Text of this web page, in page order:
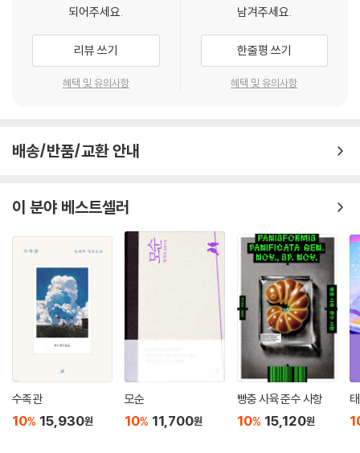
독자들의 꾸준한 사랑을 받았다. 강태식의 《굿바이 동물원》은 2012년 당
시 “감수성 있는 문체는 문학적 재능의 번뜩임을 증명하고, 슬프지만 우습
게 말하는 소설 문법은 삶을 보는 통찰력의 내공을 입증한다”라는 평을 받
으며, 250편의 경쟁작을 물리치고 당선되었다.
각각의 사연과 그들이 살아내고 있는 인생은 현재 우리가 살아가고 있는
앤 대리의 이야기는, 공무원의 삶만이 행복한 미래를 열어줄 것이라고 믿
으며, 공부와 아르바이트를 힘들게 병행하며 사는 ‘88만 원 세대’ 청춘들
의 모습을 떠올리게 한다. 조풍년 과장의 넋두리는, 회사에서 살아남기 위
해 다른 사람을 딛고 올라서야 하는 씁쓸한 현실을 보여준다. 대장 만딩고
는 “세상에서 가장 무서운 것”은 바로 돈임을 말해주는 인물이다. 돈이 없
어 전기가 끊긴 반지하 단칸방에서 연명하던 만딩고는 어렵사리 회사원이
그들은 나름대로 하루하루 동물원의 고릴라로 적응하면서 살아간다. 맨 처
음에는 고릴라의 옷을 입고 거울을 쳐다보는 것이 낯설었던 영수도 서서히
동물원에 익숙해진다. 주변 동물들의 모습도, 구경 오는 관람객의 특성도,
따뜻해진 마음으로 작가의 편에 서기로 한다.
- 신형철 (문학평론가)
삶이 초라해질수록 이 세상은 거대한 동물원이 되어간다. 그 안에서 우리
나 사람이 아니니 사람 구실을 할 필요가 없고, 그래서 역설적으로 가장 사
공작새가 날개를 펴기를 한 시간이고 두 시간이고 기다리던 10대는 예전
다. 그래, 굿바이 동물원. 그렇게 중얼거려본다.
- 윤성희 (소설가)
《굿바이 동물원》은 주류 사회에서 밀려난 인간 군상이 마침내 동물원의 동
물에까지 추락하는 열외의 이야기다. 슬프고 우습고 재밌다. 감수성 있는
문체는 문학적 재능의 번뜩임을 증명하고, 슬프지만 우습게 말하는 소설
문법은 삶을 보는 통찰력의 내공을 입증한다. 오랜만에 심사 위원 전원 일
치의 지지를 받은 작품으로서 가히 그 값을 해낼 작가라고 믿는다.
- 박범신 (소설가)
되어주세요.
리뷰 쓰기
혜택 및 유의사항
남겨주세요.
한줄평 쓰기
혜택 및 유의사항
배송/반품/교환 안내
이 분야 베스트셀러
수족관
10% 15,930원
모순
10% 11,700원
빵충 사육 준수 사항
10% 15,120원